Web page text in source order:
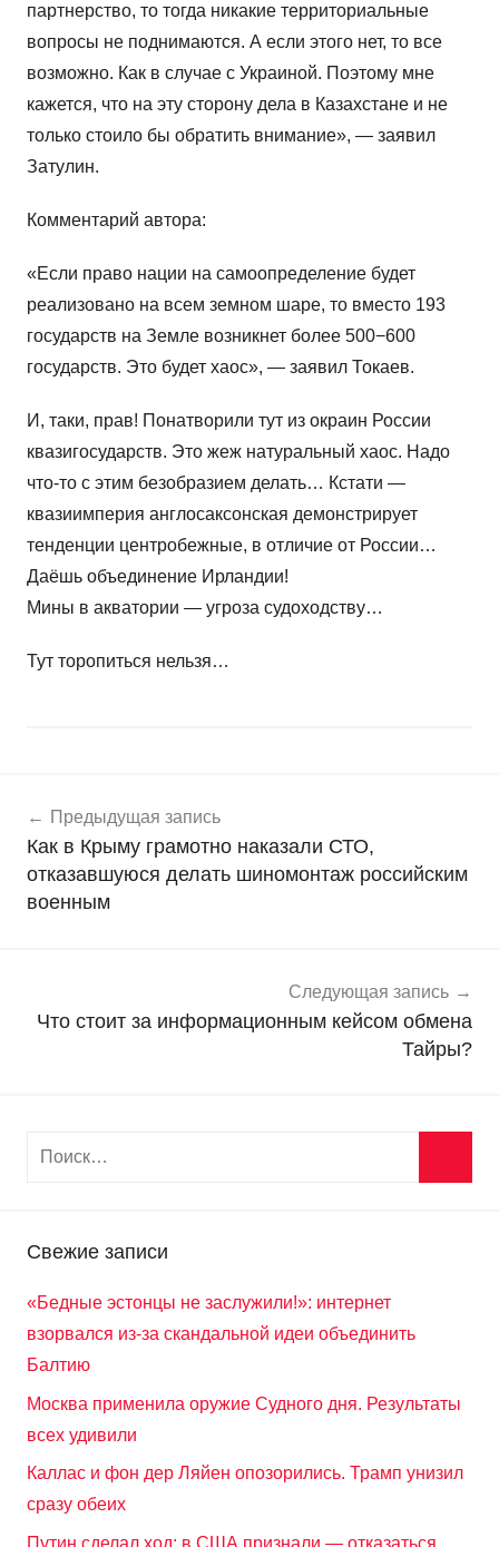
партнерство, то тогда никакие территориальные
вопросы не поднимаются. А если этого нет, то все
возможно. Как в случае с Украиной. Поэтому мне
кажется, что на эту сторону дела в Казахстане и не
только стоило бы обратить внимание», — заявил
Затулин.
Комментарий автора:
«Если право нации на самоопределение будет
реализовано на всем земном шаре, то вместо 193
государств на Земле возникнет более 500−600
государств. Это будет хаос», — заявил Токаев.
И, таки, прав! Понатворили тут из окраин России
квазигосударств. Это жеж натуральный хаос. Надо
что-то с этим безобразием делать… Кстати —
квазиимперия англосаксонская демонстрирует
тенденции центробежные, в отличие от России…
Даёшь объединение Ирландии!
Мины в акватории — угроза судоходству…
Тут торопиться нельзя…
о
в
о
с
по
записям
Предыдущая запись
Как в Крыму грамотно наказали СТО,
отказавшуюся делать шиномонтаж российским
военным
Следующая запись
Что стоит за информационным кейсом обмена
Тайры?
Свежие записи
«Бедные эстонцы не заслужили!»: интернет
взорвался из-за скандальной идеи объединить
Балтию
Москва применила оружие Судного дня. Результаты
всех удивили
Каллас и фон дер Ляйен опозорились. Трамп унизил
сразу обеих
Путин сделал ход: в США признали — отказаться